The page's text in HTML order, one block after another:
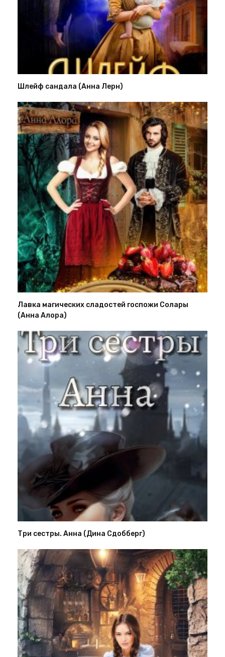
Шлейф сандала (Анна Лерн)
Лавка магических сладостей госпожи Солары
(Анна Алора)
Три сестры. Анна (Дина Сдобберг)